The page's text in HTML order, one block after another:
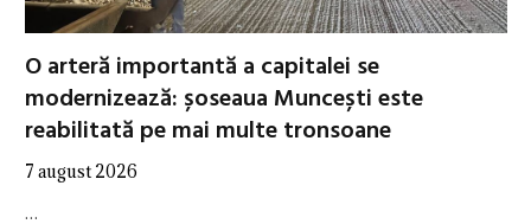
O arteră importantă a capitalei se
modernizează: șoseaua Muncești este
reabilitată pe mai multe tronsoane
7 august 2026
…